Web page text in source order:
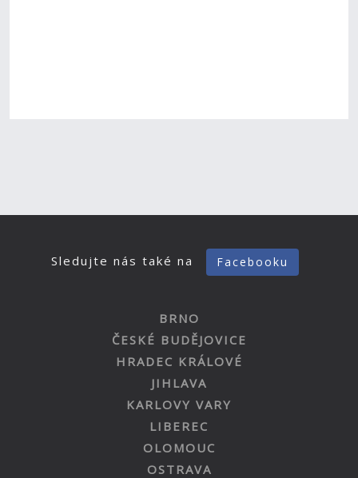
Sledujte nás také na Facebooku
BRNO
ČESKÉ BUDĚJOVICE
HRADEC KRÁLOVÉ
JIHLAVA
KARLOVY VARY
LIBEREC
OLOMOUC
OSTRAVA